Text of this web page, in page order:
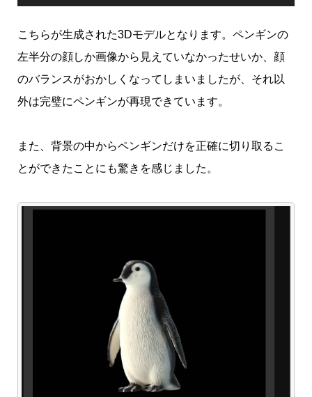
こちらが生成された3Dモデルとなります。ペンギンの
左半分の顔しか画像から見えていなかったせいか、顔
のバランスがおかしくなってしまいましたが、それ以
外は完璧にペンギンが再現できています。
また、背景の中からペンギンだけを正確に切り取るこ
とができたことにも驚きを感じました。